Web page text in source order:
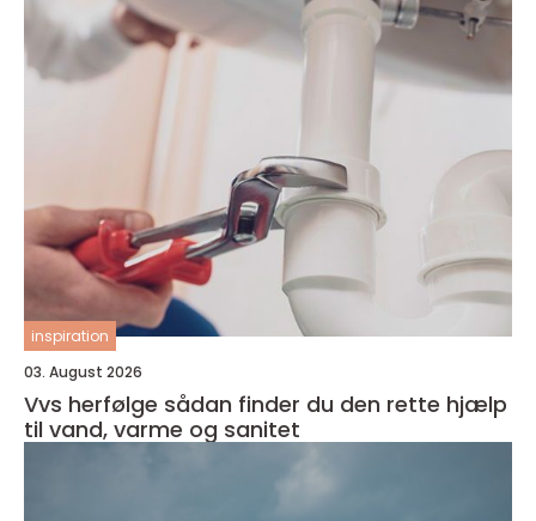
inspiration
03. August 2026
Vvs herfølge sådan finder du den rette hjælp
til vand, varme og sanitet